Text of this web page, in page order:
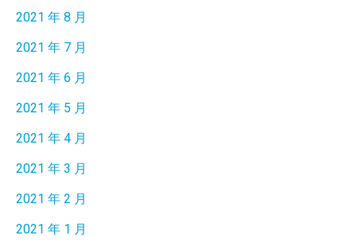
2021 年 8 月
2021 年 7 月
2021 年 6 月
2021 年 5 月
2021 年 4 月
2021 年 3 月
2021 年 2 月
2021 年 1 月